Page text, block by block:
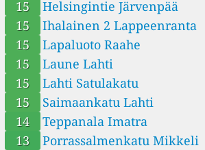
--
Kuopio Pirtti, Finland
7
Kuusamo Juuma, Finland
15
Lahti Satulakatu, Finland
11
Porvoo Mustijoki, Treksilä, Finland
--
Ranua Suhanko Palovaara, Finland
8
Sodankylä Heikinheimo-masto, Finland
7
Sotkamo Terrafame Taattola, Finland
12
Turku Ruissalo Saarontie, Finland
Virolahti Harju, Finland
15
Helsingintie Järvenpää
15
Ihalainen 2 Lappeenranta
15
Lapaluoto Raahe
15
Laune Lahti
15
Lahti Satulakatu
15
Saimaankatu Lahti
14
Teppanala Imatra
13
Porrassalmenkatu Mikkeli